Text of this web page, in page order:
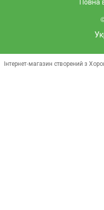
Інтернет-магазин створений з